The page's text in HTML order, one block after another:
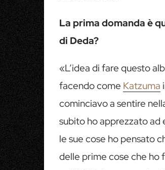
La prima domanda è
di Deda?
«L’idea di fare questo
facendo come Katzuma
cominciavo a sentire
subito ho apprezzato ad
le sue cose ho pensato
delle prime cose che ho